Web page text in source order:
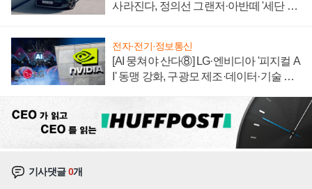
사라진다, 정의선 그랜저·아반떼 '세단 쌍
전자·전기·정보통신
[AI 뭉쳐야 산다⑧] LG·엔비디아 '피지컬 A
I' 동맹 강화, 구광모 제조·데이터·기술 결
기사댓글0개